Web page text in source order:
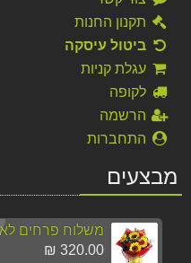
תקנון החנות
ביטול עיסקה
עגלת קניות
לקופה
הרשמה
התחברות
מבצעים
משלוח זר פרחים
270.00 ₪
משלוח פרחים לניו
390.00 ₪
395.00 ₪
משלוח פרחים
320.00 ₪